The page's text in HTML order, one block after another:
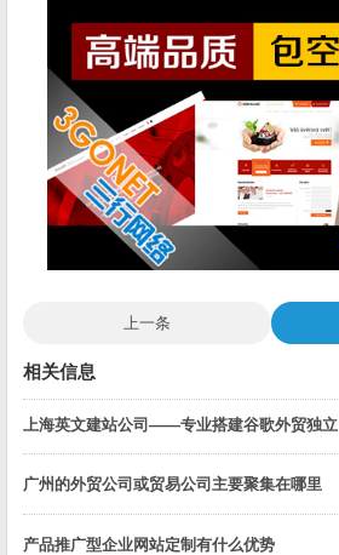
上一条
相关信息
上海英文建站公司——专业搭建谷歌外贸独立
广州的外贸公司或贸易公司主要聚集在哪里
产品推广型企业网站定制有什么优势